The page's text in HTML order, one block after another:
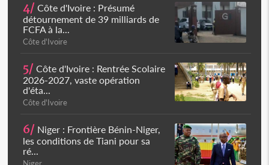
4/ Côte d'Ivoire : Présumé
détournement de 39 milliards de
FCFA à la...
Côte d'Ivoire
5/ Côte d'Ivoire : Rentrée Scolaire
2026-2027, vaste opération
d'éta...
Côte d'Ivoire
6/ Niger : Frontière Bénin-Niger,
les conditions de Tiani pour sa
ré...